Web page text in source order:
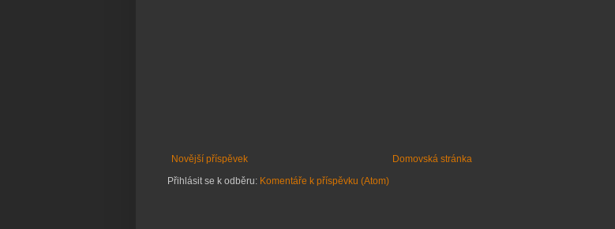
Novější příspěvek
Domovská stránka
Přihlásit se k odběru: Komentáře k příspěvku (Atom)